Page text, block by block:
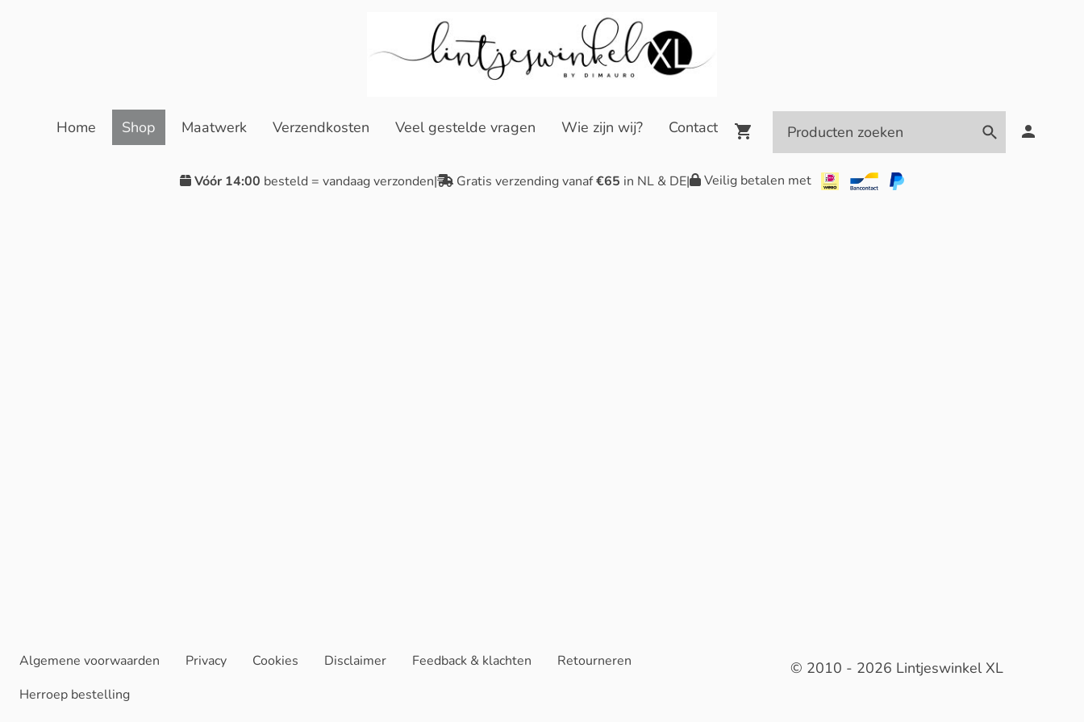
Home Shop Maatwerk Verzendkosten Veel gestelde vragen Wie zijn wij? Contact
Vóór 14:00 besteld = vandaag verzonden| Gratis verzending vanaf€65 in NL & DE| Veilig betalen met
Algemene voorwaarden Privacy Cookies Disclaimer Feedback & klachten
Retourneren
Herroep bestelling
© 2010 - 2026 Lintjeswinkel XL